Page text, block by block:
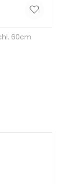
60cm